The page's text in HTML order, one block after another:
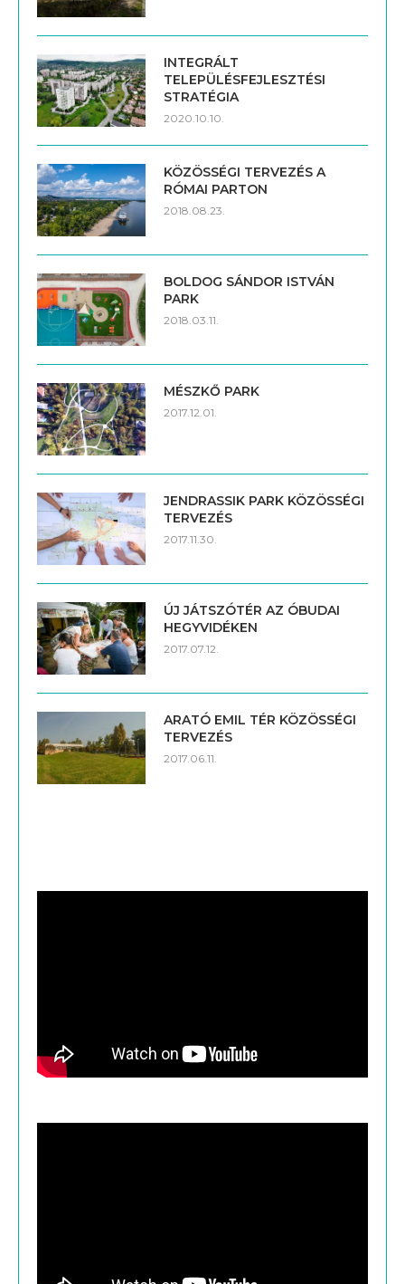
INTEGRÁLT
TELEPÜLÉSFEJLESZTÉSI
STRATÉGIA
2020.10.10.
KÖZÖSSÉGI TERVEZÉS A
RÓMAI PARTON
2018.08.23.
BOLDOG SÁNDOR ISTVÁN
PARK
2018.03.11.
MÉSZKŐ PARK
2017.12.01.
JENDRASSIK PARK KÖZÖSSÉGI
TERVEZÉS
2017.11.30.
ÚJ JÁTSZÓTÉR AZ ÓBUDAI
HEGYVIDÉKEN
2017.07.12.
ARATÓ EMIL TÉR KÖZÖSSÉGI
TERVEZÉS
2017.06.11.